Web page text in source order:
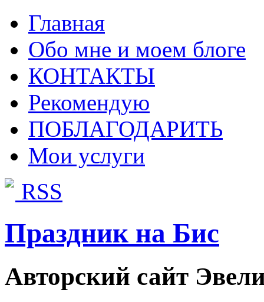
Главная
Обо мне и моем блоге
КОНТАКТЫ
Рекомендую
ПОБЛАГОДАРИТЬ
Мои услуги
RSS
Праздник на Бис
Авторский сайт